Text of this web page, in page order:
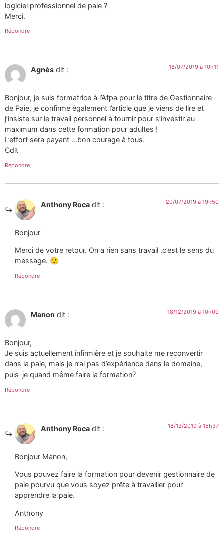
logiciel professionnel de paie ?
Merci.
Répondre
Agnès dit : 18/07/2019 à 10h11
Bonjour, je suis formatrice à l’Afpa pour le titre de Gestionnaire
de Paie, je confirme également l’article que je viens de lire et
j’insiste sur le travail personnel à fournir pour s’investir au
maximum dans cette formation pour adultes !
L’effort sera payant …bon courage à tous.
Cdlt
Répondre
Anthony Roca dit : 20/07/2019 à 19h50
Bonjour
Merci de votre retour. On a rien sans travail ,c’est le sens du
message. 🙂
Répondre
Manon dit : 18/12/2019 à 10h09
Bonjour,
Je suis actuellement infirmière et je souhaite me reconvertir
dans la paie, mais je n’ai pas d’expérience dans le domaine,
puis-je quand même faire la formation?
Répondre
Anthony Roca dit : 18/12/2019 à 15h37
Bonjour Manon,
Vous pouvez faire la formation pour devenir gestionnaire de
paie pourvu que vous soyez prête à travailler pour
apprendre la paie.
Anthony
Répondre